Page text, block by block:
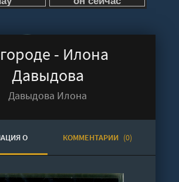
- Илона
Давыдова
Давыдова Илона
О КОММЕНТАРИИ (0)